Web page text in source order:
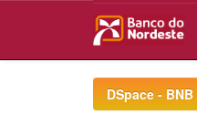
DSpace -